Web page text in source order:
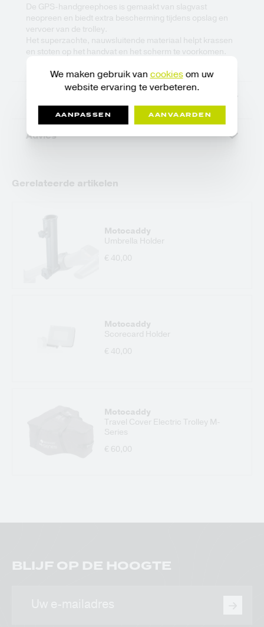
De GPS-handgreephoes is gemaakt van slagvast
neopreen en biedt extra bescherming tijdens opslag en
vervoer van de trolley.
Het superzachte, nauwsluitende materiaal helpt krassen
en stoten op het handvat en het scherm te voorkomen.
Advies
Gerelateerde artikelen
Motocaddy
Umbrella Holder
€ 40,00
Motocaddy
Scorecard Holder
€ 40,00
Motocaddy
Travel Cover Electric Trolley M-
Series
€ 60,00
BLIJF OP DE HOOGTE
We maken gebruik van cookiesom uw
website ervaring te verbeteren.
AANPASSEN AANVAARDEN